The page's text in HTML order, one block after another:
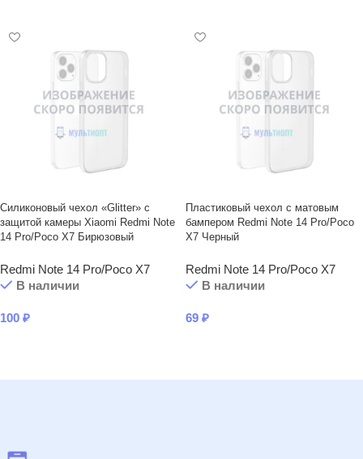
Силиконовый чехол «Glitter» с
защитой камеры Xiaomi Redmi Note
14 Pro/Poco X7 Бирюзовый
Redmi Note 14 Pro/Poco X7
В наличии
100 ₽
Пластиковый чехол с матовым
бампером Redmi Note 14 Pro/Poco
X7 Черный
Redmi Note 14 Pro/Poco X7
В наличии
69 ₽